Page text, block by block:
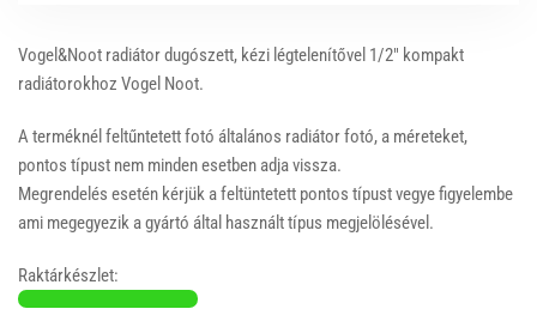
Vogel&Noot radiátor dugószett, kézi légtelenítővel 1/2" kompakt
radiátorokhoz Vogel Noot.
A terméknél feltűntetett fotó általános radiátor fotó, a méreteket,
pontos típust nem minden esetben adja vissza.
Megrendelés esetén kérjük a feltüntetett pontos típust vegye figyelembe
ami megegyezik a gyártó által használt típus megjelölésével.
Raktárkészlet: